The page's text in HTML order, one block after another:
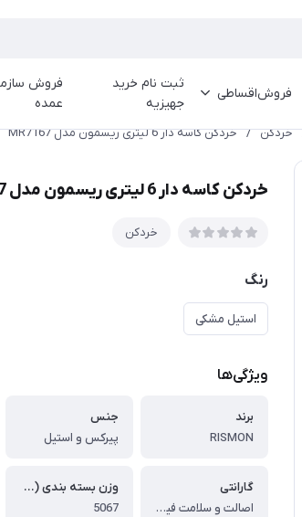
فروش‌اقساطی
ثبت نام خرید
جهیزیه
فروش
عمده
خردکن / خردکن کاسه دار 6 لیتری ریسمون مدل MR7167
خردکن کاسه دار 6 لیتری ریسمون مدل MR7167
خردکن
رنگ
استیل مشکی
ویژگی‌ها
برند
RISMON
جنس
پیرکس و استیل
گارانتی
اصالت و سلامت فیزیکی کالا
وزن بسته بندی (گرم)
5067